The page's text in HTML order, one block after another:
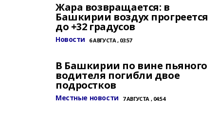
Жара возвращается: в
Башкирии воздух прогреется
до +32 градусов
Новости 6 АВГУСТА , 03:57
В Башкирии по вине пьяного
водителя погибли двое
подростков
Местные новости 7 АВГУСТА , 04:54